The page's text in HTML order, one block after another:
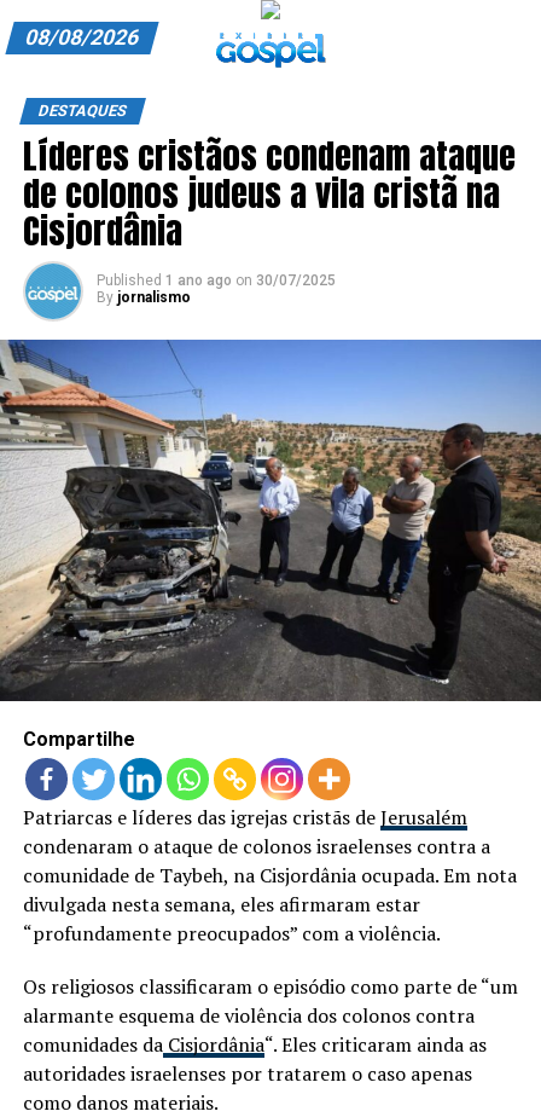
ANUNCIE CONOSCO
ASSINE
CARRINHO
EDITORIAL
ENTREVISTAS
EXPEDIENTE
FINALIZAR COMPRA
HOME
LANÇAMENTOS
08/08/2026
DESTAQUES
Líderes cristãos condenam ataque
de colonos judeus a vila cristã na
Cisjordânia
Published 1 ano ago on 30/07/2025
By jornalismo
Compartilhe
Patriarcas e líderes das igrejas cristãs deJerusalém
condenaram o ataque de colonos israelenses contra a
comunidade de Taybeh, na Cisjordânia ocupada. Em nota
divulgada nesta semana, eles afirmaram estar
“profundamente preocupados” com a violência.
Os religiosos classificaram o episódio como parte de “um
alarmante esquema de violência dos colonos contra
comunidades daCisjordânia“. Eles criticaram ainda as
autoridades israelenses por tratarem o caso apenas
como danos materiais.